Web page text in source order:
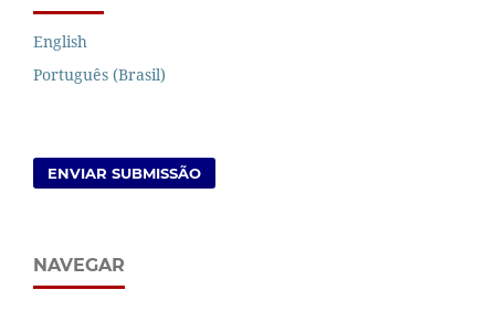
English
Português (Brasil)
ENVIAR SUBMISSÃO
NAVEGAR